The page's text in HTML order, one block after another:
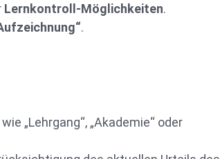
Lernkontroll-Möglichkeiten.
.
„Lehrgang“, „Akademie“ oder